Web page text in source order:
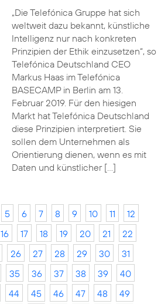
„Die Telefónica Gruppe hat sich
weltweit dazu bekannt, künstliche
Intelligenz nur nach konkreten
Prinzipien der Ethik einzusetzen“, so
Telefónica Deutschland CEO
Markus Haas im Telefónica
BASECAMP in Berlin am 13.
Februar 2019. Für den hiesigen
Markt hat Telefónica Deutschland
diese Prinzipien interpretiert. Sie
sollen dem Unternehmen als
Orientierung dienen, wenn es mit
Daten und künstlicher […]
5 6 7 8 9 10 11
12
16 17 18 19 20 21
22
26 27 28 29 30
31
35 36 37 38 39
40
44 45 46 47 48
49